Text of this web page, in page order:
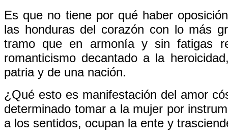
Es que no tiene por qué haber
las honduras del corazón con lo más
tramo que en armonía y sin fatigas
romanticismo decantado a la
patria y de una nación.
¿Qué esto es manifestación del amor
determinado tomar a la mujer por
a los sentidos, ocupan la ente y